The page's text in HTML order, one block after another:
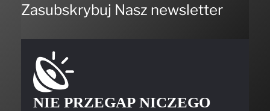
Zasubskrybuj Nasz newsletter
NIE PRZEGAP NICZEGO